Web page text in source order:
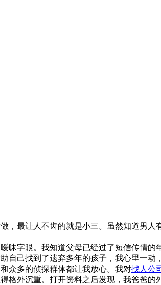
，最让人不齿的就是小三。虽然知道男
昧字眼。我知道父母已经过了短信传情
自己找到了遗弃多年的孩子，我心里一动
众多的侦探群体都让我放心。我对找人公
外沉重。打开资料之后发现，我爸爸